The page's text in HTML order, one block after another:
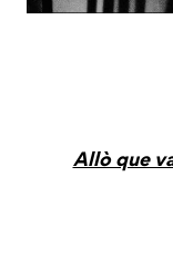
Allò que